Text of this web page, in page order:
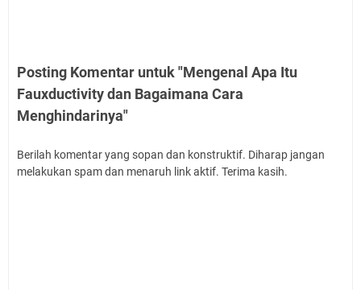
Posting Komentar untuk "Mengenal Apa Itu
Fauxductivity dan Bagaimana Cara
Menghindarinya"
Berilah komentar yang sopan dan konstruktif. Diharap jangan
melakukan spam dan menaruh link aktif. Terima kasih.